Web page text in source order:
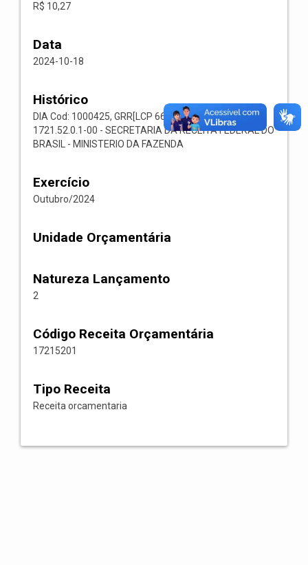
R$ 10,27
Data
2024-10-18
Histórico
DIA Cod: 1000425, GRR[LCP 66.023] Cód: 002003, Rec:
1721.52.0.1-00 - SECRETARIA DA RECEITA FEDERAL DO
BRASIL - MINISTERIO DA FAZENDA
Exercício
Outubro/2024
Unidade Orçamentária
Natureza Lançamento
2
Código Receita Orçamentária
17215201
Tipo Receita
Receita orcamentaria